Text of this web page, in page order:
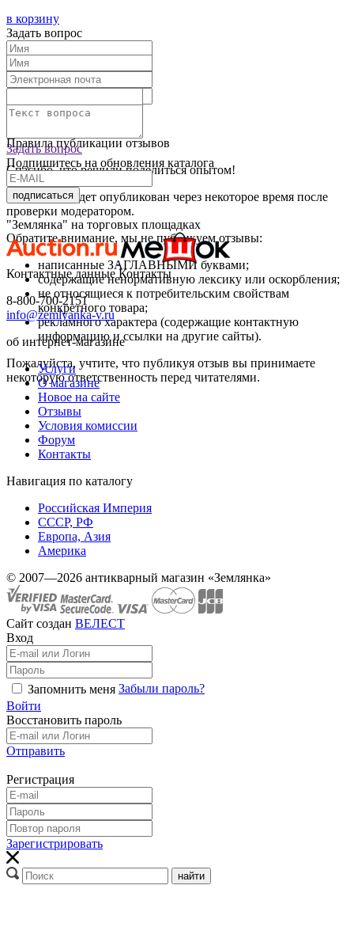
в корзину
Текст отзыва:
Правила публикации отзывов
Спасибо, что решили поделиться опытом!
Ваш отзыв будет опубликован через некоторое время после
проверки модератором.
Обратите внимание, мы не публикуем отзывы:
написанные ЗАГЛАВНЫМИ буквами;
содержащие ненормативную лексику или оскорбления;
не относящиеся к потребительским свойствам
конкретного товара;
рекламного характера (содержащие контактную
информацию и ссылки на другие сайты).
Пожалуйста, учтите, что публикуя отзыв вы принимаете
некоторую ответственность перед читателями.
Задать вопрос
Задать вопрос
Подпишитесь на обновления каталога
подписаться
"Землянка" на торговых площадках
Контактные данные Контакты
8-800-700-2151
info@zemlyanka-v.ru
об интернет-магазине
Услуги
О магазине
Новое на сайте
Отзывы
Условия комиссии
Форум
Контакты
Навигация по каталогу
Российская Империя
СССР, РФ
Европа, Азия
Америка
© 2007—2026 антикварный магазин «Землянка»
Сайт создан ВЕЛЕСТ
Вход
Запомнить меня Забыли пароль?
Войти
Восстановить пароль
Отправить
Регистрация
Зарегистрировать
найти